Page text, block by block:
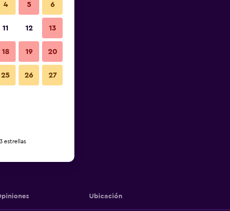
Ubicación
4 5 6
11 12 13
18 19 20
25 26 27
estrellas